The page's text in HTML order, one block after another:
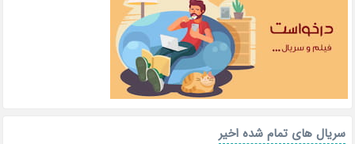
سریال های تمام شده اخیر